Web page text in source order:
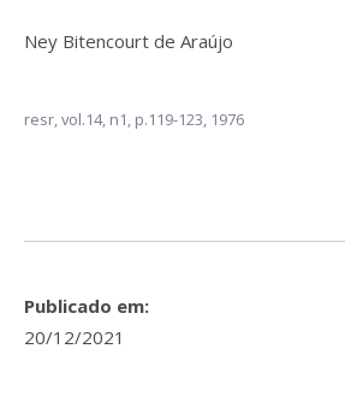
Ney Bitencourt de Araújo
resr,vol.14, n1, p.119-123, 1976
Publicado em:
20/12/2021